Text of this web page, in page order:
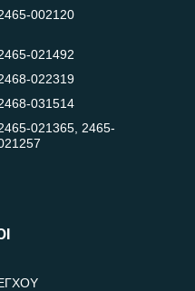
002120
021492
022319
031514
021365, 2465-